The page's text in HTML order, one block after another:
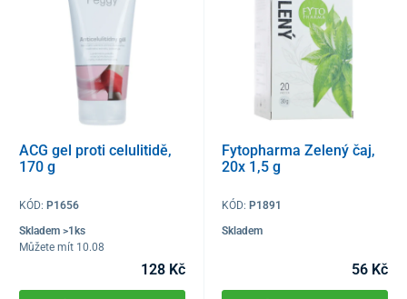
ACG gel proti celulitidě,
170 g
KÓD: P1656
Skladem >1ks
Můžete mít 10.08
128 Kč
Fytopharma Zelený čaj,
20x 1,5 g
KÓD:P1891
Skladem
56 Kč